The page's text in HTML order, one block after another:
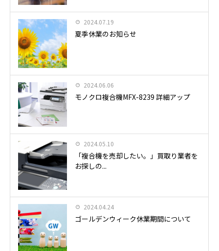
2024.07.19
夏季休業のお知らせ
2024.06.06
モノクロ複合機MFX-8239 詳細アップ
2024.05.10
「複合機を売却したい。」買取り業者を
お探しの...
2024.04.24
ゴールデンウィーク休業期間について